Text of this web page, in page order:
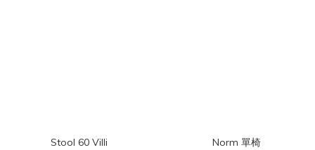
Stool 60 Villi
Norm 單椅